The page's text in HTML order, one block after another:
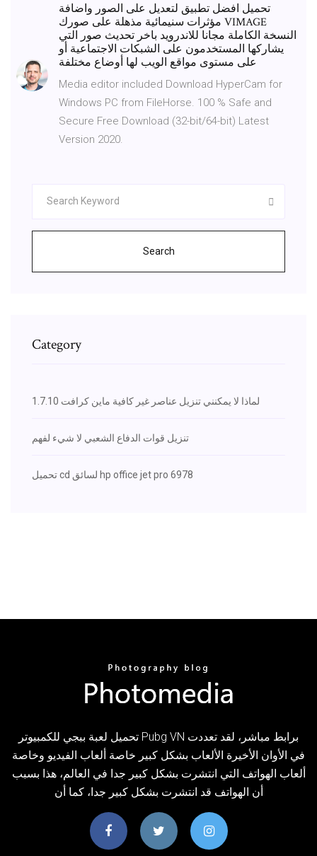
تحميل افضل تطبيق لتعديل على الصور واضافة
مؤثرات سنيمائية مذهلة على صورك VIMAGE
النسخة الكاملة مجانا للاندرويد باخر تحديث صور التي
يشاركها المستخدمون على الشبكات الاجتماعية أو
على مستوى مواقع الويب لها أوضاع مختلفة
Media editor included Download HyperCam for
Windows PC from FileHorse. 100 % Safe and
Secure Free Download (32-bit/64-bit) Latest
Version 2020.
Search
Category
لماذا لا يمكنني تنزيل عناصر غير كافية ماين كرافت 1.7.10
تنزيل قوات الدفاع الشعبي لا شيء لفهم
تحميل cd لسائق hp office jet pro 6978
تحميل لعبة ببجي للكمبيوتر Pubg VN برابط مباشر، لقد تعددت
في الأوان الأخيرة الألعاب بشكل كبير خاصة ألعاب الفيديو وخاصة
ألعاب الهواتف التي انتشرت بشكل كبير جدا في العالم، هذا بسبب
أن الهواتف قد انتشرت بشكل كبير جدا، كما أن